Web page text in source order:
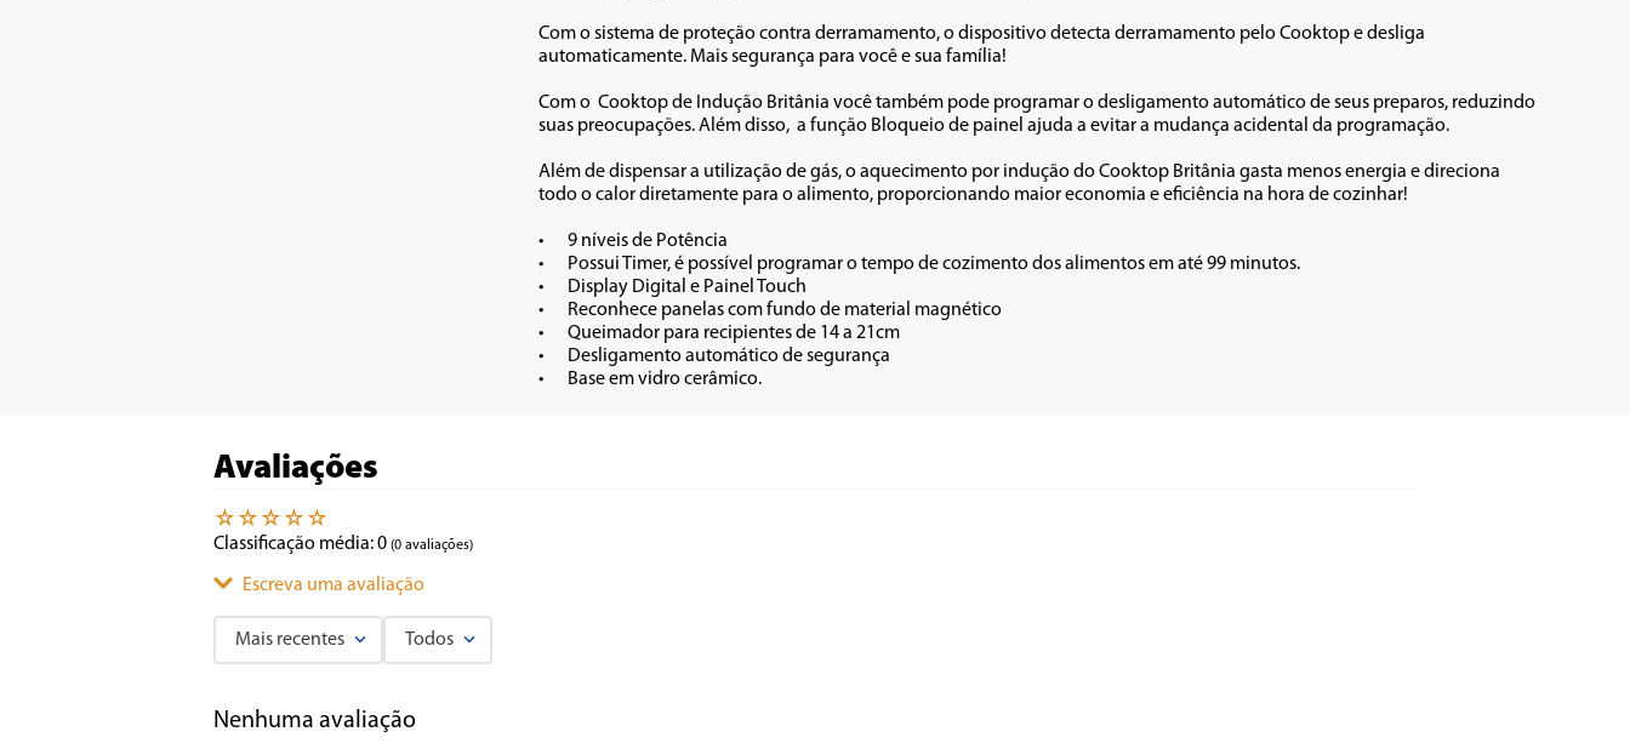
Com o sistema de proteção contra derramamento, o dispositivo detecta derramamento pelo Cooktop e desliga
automaticamente. Mais segurança para você e sua família!
Com o  Cooktop de Indução Britânia você também pode programar o desligamento automático de seus preparos, reduzindo
suas preocupações. Além disso,  a função Bloqueio de painel ajuda a evitar a mudança acidental da programação.
Além de dispensar a utilização de gás, o aquecimento por indução do Cooktop Britânia gasta menos energia e direciona
todo o calor diretamente para o alimento, proporcionando maior economia e eficiência na hora de cozinhar!
•	9 níveis de Potência
•	Possui Timer, é possível programar o tempo de cozimento dos alimentos em até 99 minutos.
•	Display Digital e Painel Touch
•	Reconhece panelas com fundo de material magnético
•	Queimador para recipientes de 14 a 21cm
•	Desligamento automático de segurança
•	Base em vidro cerâmico.
Avaliações
☆ ☆ ☆ ☆ ☆
Classificação média: 0 (0 avaliações)
Escreva uma avaliação
Título
Mais recentes Todos
Nenhuma avaliação